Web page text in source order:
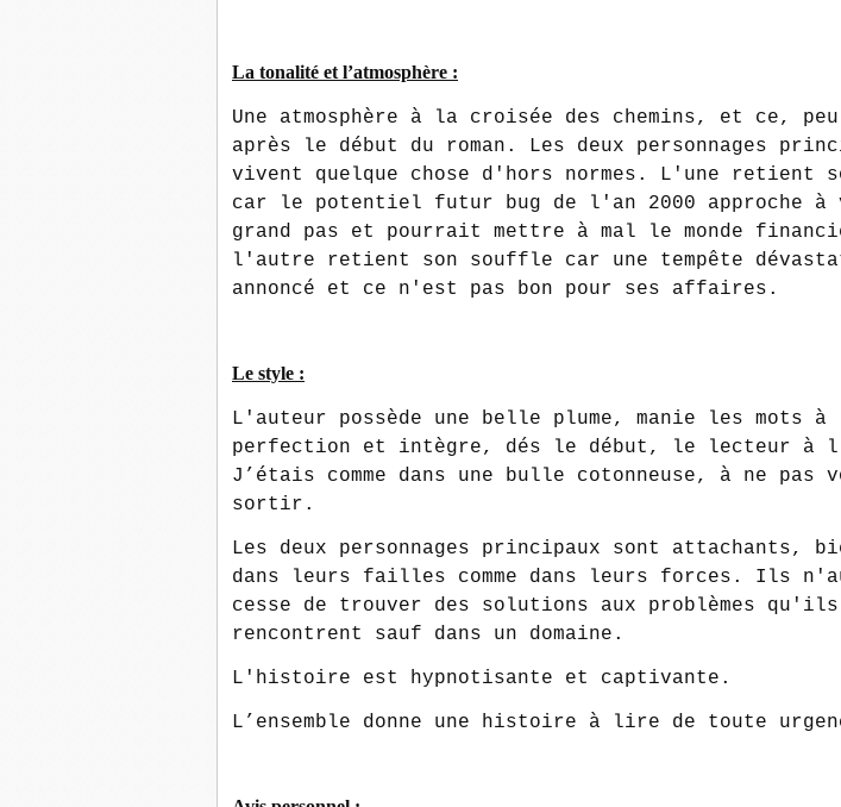
La tonalité et l’atmosphère :
Une atmosphère à la croisée des chemins, et ce, peu
après le début du roman. Les deux personnages
vivent quelque chose d'hors normes. L'une retient
car le potentiel futur bug de l'an 2000 approche à
grand pas et pourrait mettre à mal le monde
l'autre retient son souffle car une tempête
annoncé et ce n'est pas bon pour ses affaires.
Le style :
L'auteur possède une belle plume, manie les mots à
perfection et intègre, dés le début, le lecteur à
J’étais comme dans une bulle cotonneuse, à ne pas
sortir.
Les deux personnages principaux sont attachants,
dans leurs failles comme dans leurs forces. Ils
cesse de trouver des solutions aux problèmes qu'ils
rencontrent sauf dans un domaine.
L'histoire est hypnotisante et captivante.
L’ensemble donne une histoire à lire de toute